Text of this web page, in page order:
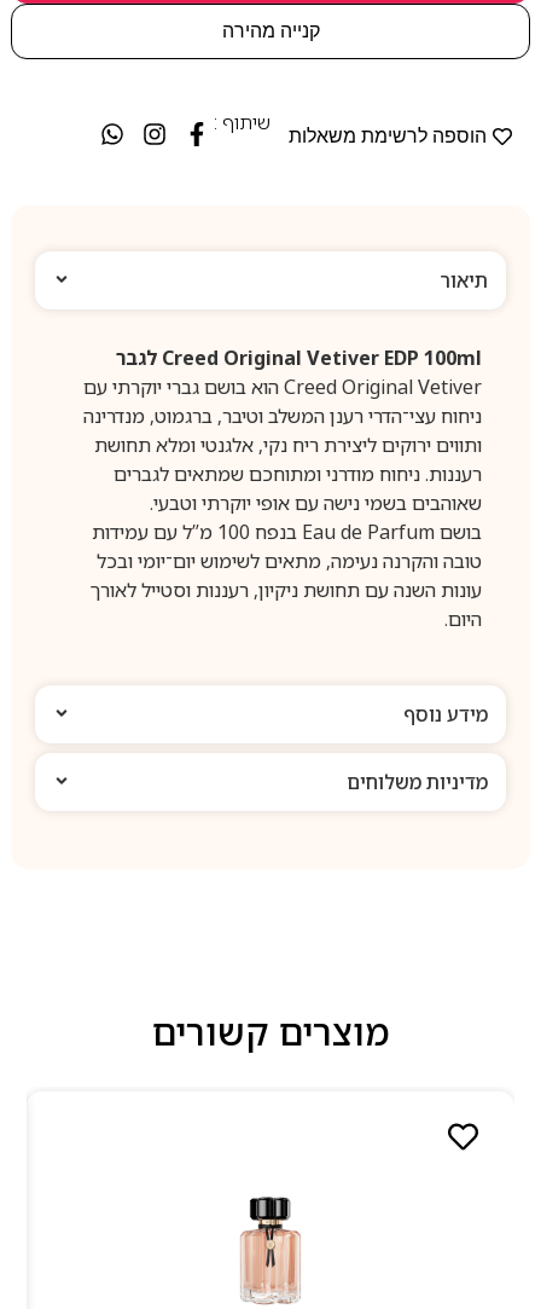
קנייה מהירה
הוספה לרשימת משאלות
שיתוף :
תיאור
Creed Original Vetiver EDP 100ml לגבר
Creed Original Vetiver הוא בושם גברי יוקרתי עם
ניחוח עצי־הדרי רענן המשלב וטיבר, ברגמוט, מנדרינה
ותווים ירוקים ליצירת ריח נקי, אלגנטי ומלא תחושת
רעננות. ניחוח מודרני ומתוחכם שמתאים לגברים
שאוהבים בשמי נישה עם אופי יוקרתי וטבעי.
בושם Eau de Parfum בנפח 100 מ”ל עם עמידות
טובה והקרנה נעימה, מתאים לשימוש יום־יומי ובכל
עונות השנה עם תחושת ניקיון, רעננות וסטייל לאורך
היום.
מידע נוסף
מדיניות משלוחים
מוצרים קשורים